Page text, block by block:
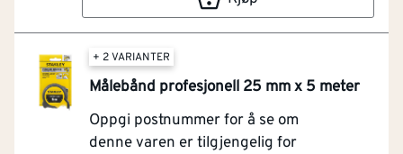
+ 2 VARIANTER
Målebånd profesjonell 25 mm x 5 meter
Oppgi postnummer for å se om
denne varen er tilgjengelig for